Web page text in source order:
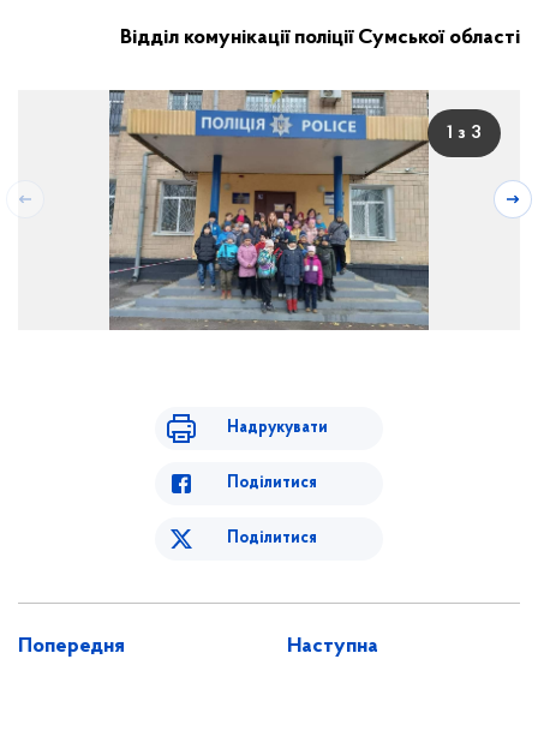
Відділ комунікації поліції Сумської області
1 з 3
Надрукувати
Поділитися
Поділитися
Попередня Наступна